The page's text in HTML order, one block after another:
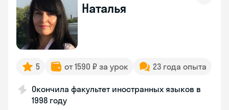
Наталья
5 от 1590 ₽ за урок 23 года опыта
Окончила факультет иностранных языков в
1998 году